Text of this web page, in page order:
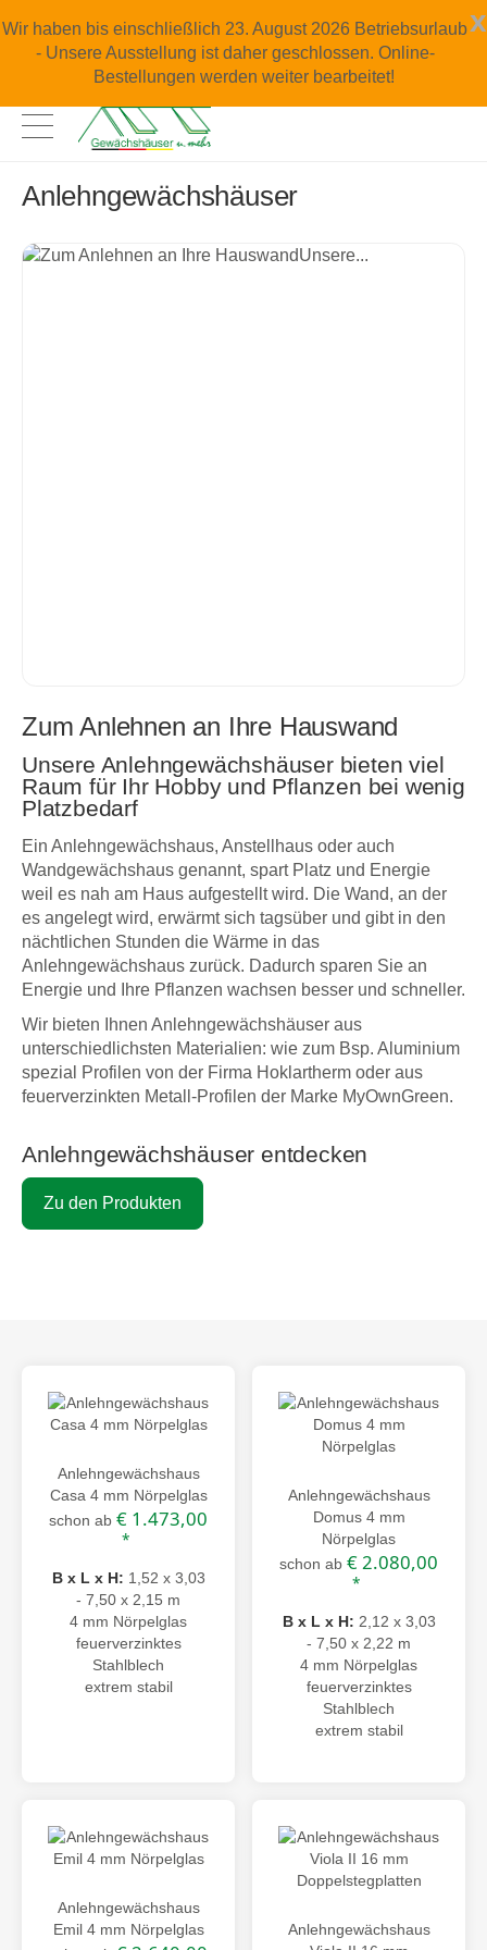
x
Wir haben bis einschließlich 23. August 2026 Betriebsurlaub
- Unsere Ausstellung ist daher geschlossen. Online-
Bestellungen werden weiter bearbeitet!
Anlehngewächshäuser
Zum Anlehnen an Ihre Hauswand
Unsere Anlehngewächshäuser bieten viel
Raum für Ihr Hobby und Pflanzen bei wenig
Platzbedarf
Ein Anlehngewächshaus, Anstellhaus oder auch
Wandgewächshaus genannt, spart Platz und Energie
weil es nah am Haus aufgestellt wird. Die Wand, an der
es angelegt wird, erwärmt sich tagsüber und gibt in den
nächtlichen Stunden die Wärme in das
Anlehngewächshaus zurück. Dadurch sparen Sie an
Energie und Ihre Pflanzen wachsen besser und schneller.
Wir bieten Ihnen Anlehngewächshäuser aus
unterschiedlichsten Materialien: wie zum Bsp. Aluminium
spezial Profilen von der Firma Hoklartherm oder aus
feuerverzinkten Metall-Profilen der Marke MyOwnGreen.
Anlehngewächshäuser entdecken
Zu den Produkten
Anlehngewächshaus
Casa 4 mm Nörpelglas
schon ab € 1.473,00
*
B x L x H: 1,52 x 3,03
- 7,50 x 2,15 m
4 mm Nörpelglas
feuerverzinktes
Stahlblech
extrem stabil
Anlehngewächshaus
Domus 4 mm
Nörpelglas
schon ab € 2.080,00
*
B x L x H: 2,12 x 3,03
- 7,50 x 2,22 m
4 mm Nörpelglas
feuerverzinktes
Stahlblech
extrem stabil
Anlehngewächshaus
Emil 4 mm Nörpelglas
Anlehngewächshaus